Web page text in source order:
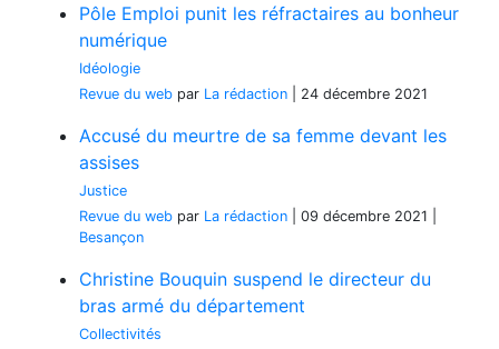
Pôle Emploi punit les réfractaires au bonheur
numérique
Idéologie
Revue du web par La rédaction 24 décembre 2021
Accusé du meurtre de sa femme devant les
assises
Justice
Revue du web par La rédaction 09 décembre 2021
Besançon
Christine Bouquin suspend le directeur du
bras armé du département
Collectivités